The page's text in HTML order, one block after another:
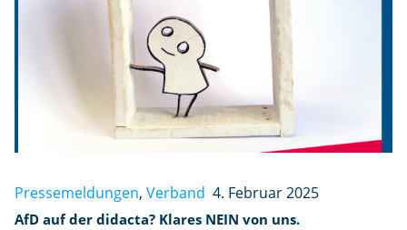
Pressemeldungen, Verband 4. Februar 2025
AfD auf der didacta? Klares NEIN von uns.